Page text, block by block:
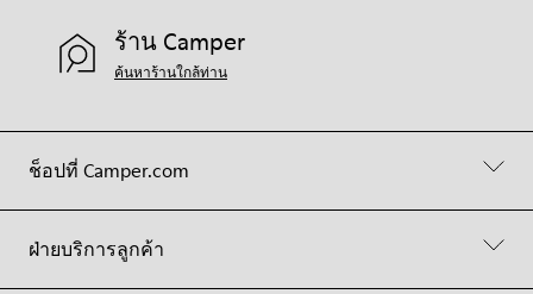
ช็อปที่ Camper.com
ฝ่ายบริการลูกค้า
ร้าน Camper
ค้นหาร้านใกล้ท่าน